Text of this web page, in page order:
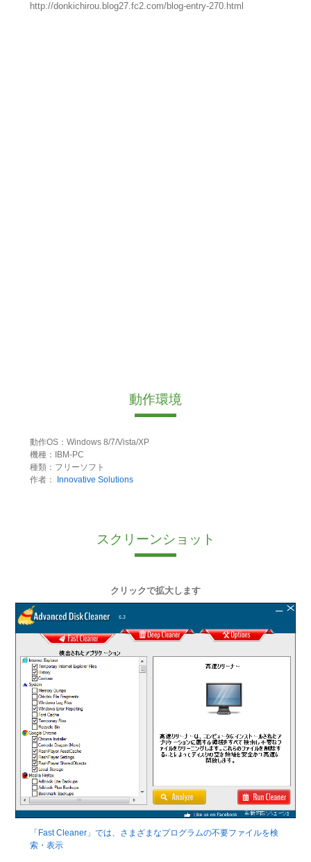
http://donkichirou.blog27.fc2.com/blog-entry-270.html
動作環境
動作OS：Windows 8/7/Vista/XP
機種：IBM-PC
種類：フリーソフト
作者：
Innovative Solutions
スクリーンショット
クリックで拡大します
「Fast Cleaner」では、さまざまなプログラムの不要ファイルを検
索・表示